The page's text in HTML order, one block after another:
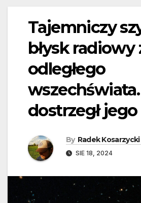
Tajemniczy
błysk radiowy
odległego
dostrzegł jego
By Radek Kosarzycki
SIE 18, 2024